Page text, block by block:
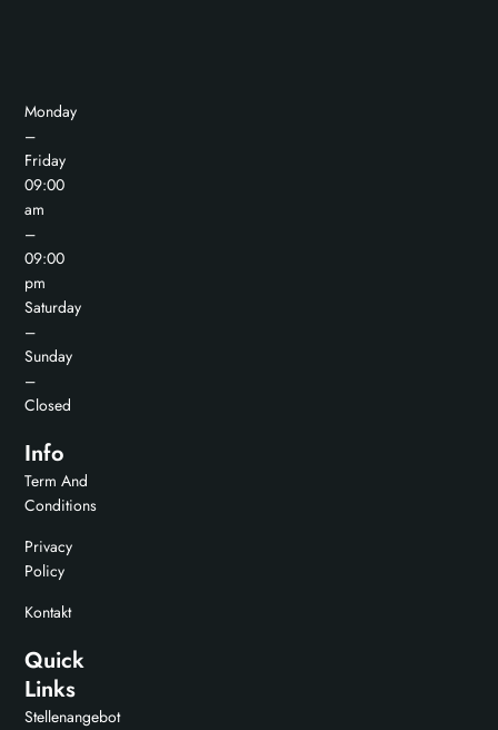
Monday
–
Friday
09:00
am
–
09:00
pm
Saturday
–
Sunday
–
Closed
Info
Term And
Conditions
Privacy
Policy
Kontakt
Quick
Links
Stellenangebot